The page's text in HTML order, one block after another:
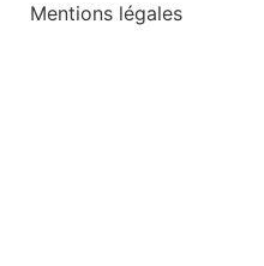
Mentions légales